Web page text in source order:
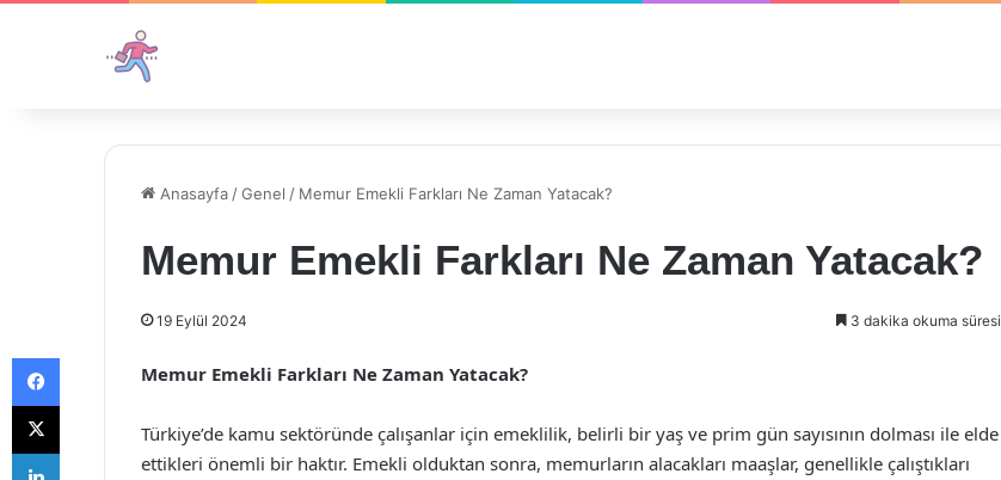
Anasayfa /Genel / Memur Emekli Farkları Ne Zaman Yatacak?
Memur Emekli Farkları Ne Zaman Yatacak?
19 Eylül 2024 3 dakika okuma süresi
Memur Emekli Farkları Ne Zaman Yatacak?
Türkiye’de kamu sektöründe çalışanlar için emeklilik, belirli bir yaş ve prim gün sayısının dolması ile elde
ettikleri önemli bir haktır. Emekli olduktan sonra, memurların alacakları maaşlar, genellikle çalıştıkları
Facebook
X
LinkedIn